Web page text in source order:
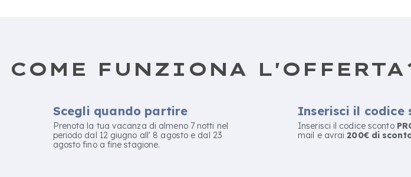
COME FUNZIONA
Scegli quando partire
Prenota la tua vacanza di almeno 7 notti nel
periodo dal 12 giugno all' 8 agosto e dal 23
agosto fino a fine stagione.
Inserisci il codice
Inserisci il codice sconto
mail e avrai200€ di